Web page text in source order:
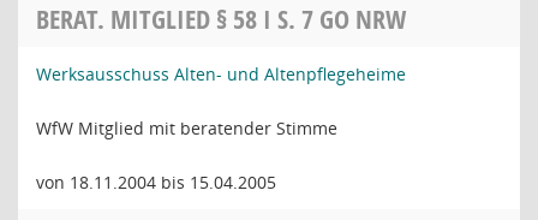
BERAT. MITGLIED § 58 I S. 7 GO NRW
Werksausschuss Alten- und Altenpflegeheime
WfW Mitglied mit beratender Stimme
von 18.11.2004 bis 15.04.2005